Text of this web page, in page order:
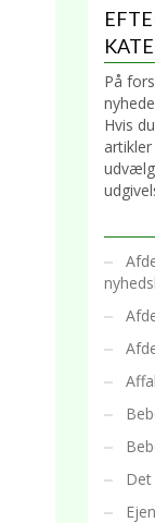
På
Hvis
Det